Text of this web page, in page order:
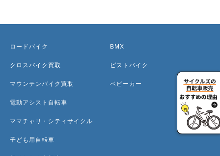
ロードバイク
クロスバイク買取
マウンテンバイク買取
電動アシスト自転車
ママチャリ・シティサイクル
子ども用自転車
BMX
ピストバイク
ベビーカー